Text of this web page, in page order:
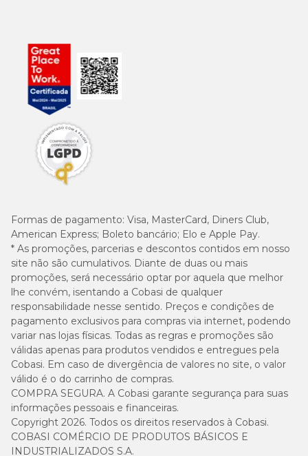
Formas de pagamento: Visa, MasterCard, Diners Club,
American Express; Boleto bancário; Elo e Apple Pay.
* As promoções, parcerias e descontos contidos em nosso
site não são cumulativos. Diante de duas ou mais
promoções, será necessário optar por aquela que melhor
lhe convém, isentando a Cobasi de qualquer
responsabilidade nesse sentido. Preços e condições de
pagamento exclusivos para compras via internet, podendo
variar nas lojas físicas. Todas as regras e promoções são
válidas apenas para produtos vendidos e entregues pela
Cobasi. Em caso de divergência de valores no site, o valor
válido é o do carrinho de compras.
COMPRA SEGURA. A Cobasi garante segurança para suas
informações pessoais e financeiras.
Copyright 2026. Todos os direitos reservados à Cobasi.
COBASI COMÉRCIO DE PRODUTOS BÁSICOS E
INDUSTRIALIZADOS S.A.